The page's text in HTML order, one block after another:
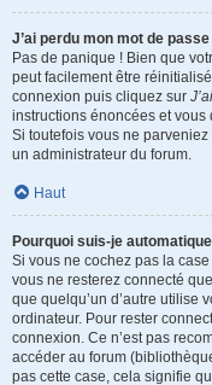
J’ai perdu mon mot de passe
Pas de panique ! Bien que
peut facilement être
connexion puis cliquez sur
instructions énoncées et
Si toutefois vous ne
un administrateur du forum.
Haut
Pourquoi suis-je
Si vous ne cochez pas la case
vous ne resterez connecté
que quelqu’un d’autre utilise
ordinateur. Pour rester
connexion. Ce n’est pas
accéder au forum
pas cette case, cela signifie